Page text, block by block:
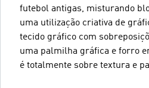
futebol antigas, misturando
uma utilização criativa de
tecido gráfico com
uma palmilha gráfica e forro
é totalmente sobre textura e